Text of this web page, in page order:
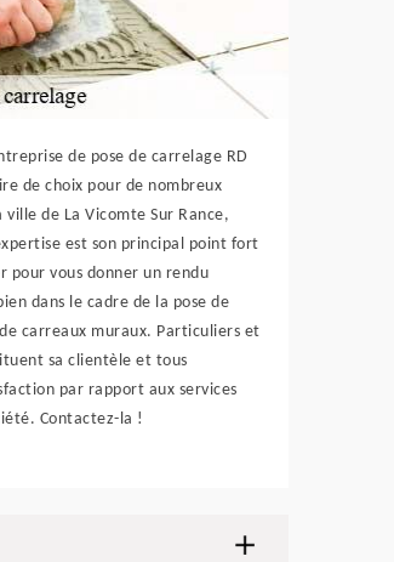
de pose de carrelage RD
de choix pour de nombreux
de La Vicomte Sur Rance,
est son principal point fort
pour vous donner un rendu
dans le cadre de la pose de
carreaux muraux. Particuliers et
sa clientèle et tous
par rapport aux services
Contactez-la !